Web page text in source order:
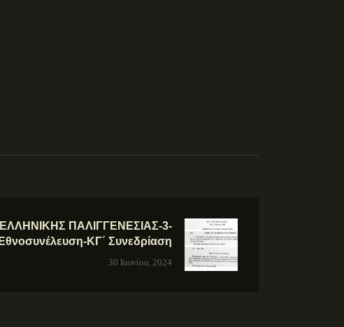
ΠΑΛΙΓΓΕΝΕΣΙΑΣ-3-
ΚΓ΄ Συνεδρίαση
30 Ιουνίου, 2024